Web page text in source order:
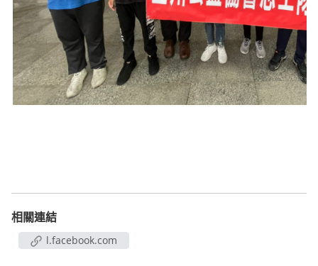
相關連結
l.facebook.com